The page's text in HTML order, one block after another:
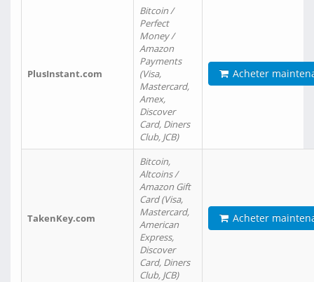
PlusInstant.com
Bitcoin /
Perfect
Money /
Amazon
Payments
(Visa,
Mastercard,
Amex,
Discover
Card, Diners
Club, JCB)
Acheter
TakenKey.com
Bitcoin,
Altcoins /
Amazon Gift
Card (Visa,
Mastercard,
American
Express,
Discover
Card, Diners
Club, JCB)
Acheter